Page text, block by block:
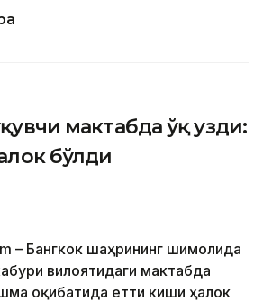
мактабда ўқ узди:
бўлди
– Бангкок шаҳрининг шимолида
вилоятидаги мактабда
оқибатида етти киши ҳалок